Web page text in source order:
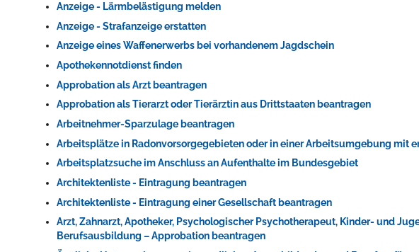
Anzeige - Lärmbelästigung melden
Anzeige - Strafanzeige erstatten
Anzeige eines Waffenerwerbs bei vorhandenem Jagdschein
Apothekennotdienst finden
Approbation als Arzt beantragen
Approbation als Tierarzt oder Tierärztin aus Drittstaaten beantragen
Arbeitnehmer-Sparzulage beantragen
Arbeitsplätze in Radonvorsorgegebieten oder in einer Arbeitsumgebung mit
Arbeitsplatzsuche im Anschluss an Aufenthalte im Bundesgebiet
Architektenliste - Eintragung beantragen
Architektenliste - Eintragung einer Gesellschaft beantragen
Arzt, Zahnarzt, Apotheker, Psychologischer Psychotherapeut, Kinder- und
Berufsausbildung – Approbation beantragen